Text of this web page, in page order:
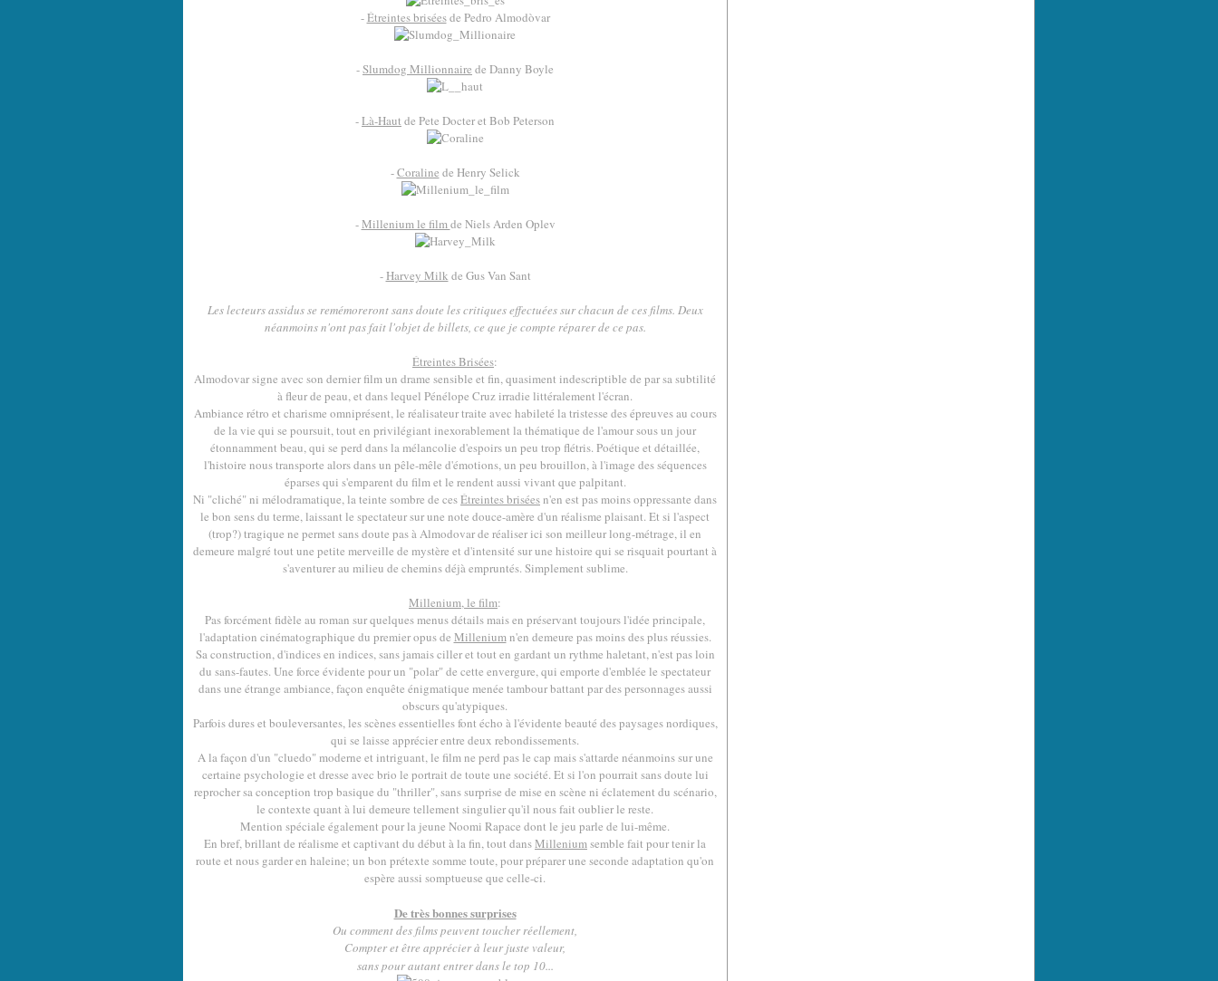
-Étreintes briséesde Pedro Almodòvar
-Slumdog Millionnaire de Danny Boyle
-Là-Haut de Pete Docter et Bob Peterson
-Coraline de Henry Selick
-Millenium le filmde Niels Arden Oplev
-Harvey Milk de Gus Van Sant
Les lecteurs assidus se remémoreront sans doute les critiques effectuées sur chacun de ces films. Deux
néanmoins n'ont pas fait l'objet de billets, ce que je compte réparer de ce pas.
Étreintes Brisées:
Almodovar signe avec son dernier film un drame sensible et fin, quasiment indescriptible de par sa subtilité
à fleur de peau, et dans lequel Pénélope Cruz irradie littéralement l'écran.
Ambiance rétro et charisme omniprésent, le réalisateur traite avec habileté la tristesse des épreuves au cours
de la vie qui se poursuit, tout en privilégiant inexorablement la thématique de l'amour sous un jour
étonnamment beau, qui se perd dans la mélancolie d'espoirs un peu trop flétris. Poétique et détaillée,
l'histoire nous transporte alors dans un pêle-mêle d'émotions, un peu brouillon, à l'image des séquences
éparses qui s'emparent du film et le rendent aussi vivant que palpitant.
Ni "cliché" ni mélodramatique, la teinte sombre de cesÉtreintes briséesn'en est pas moins oppressante dans
le bon sens du terme, laissant le spectateur sur une note douce-amère d'un réalisme plaisant. Et si l'aspect
(trop?) tragique ne permet sans doute pas à Almodovar de réaliser ici son meilleur long-métrage, il en
demeure malgré tout une petite merveille de mystère et d'intensité sur une histoire qui se risquait pourtant à
s'aventurer au milieu de chemins déjà empruntés. Simplement sublime.
Millenium, le film:
Pas forcément fidèle au roman sur quelques menus détails mais en préservant toujours l'idée principale,
l'adaptation cinématographique du premier opus de Milleniumn'en demeure pas moins des plus réussies.
Sa construction, d'indices en indices, sans jamais ciller et tout en gardant un rythme haletant, n'est pas loin
du sans-fautes. Une force évidente pour un "polar" de cette envergure, qui emporte d'emblée le spectateur
dans une étrange ambiance, façon enquête énigmatique menée tambour battant par des personnages aussi
obscurs qu'atypiques.
Parfois dures et bouleversantes, les scènes essentielles font écho à l'évidente beauté des paysages nordiques,
qui se laisse apprécier entre deux rebondissements.
A la façon d'un "cluedo" moderne et intriguant, le film ne perd pas le cap mais s'attarde néanmoins sur une
certaine psychologie et dresse avec brio le portrait de toute une société. Et si l'on pourrait sans doute lui
reprocher sa conception trop basique du "thriller", sans surprise de mise en scène ni éclatement du scénario,
le contexte quant à lui demeure tellement singulier qu'il nous fait oublier le reste.
Mention spéciale également pour la jeune Noomi Rapace dont le jeu parle de lui-même.
En bref, brillant de réalisme et captivant du début à la fin, tout dansMilleniumsemble fait pour tenir la
route et nous garder en haleine; un bon prétexte somme toute, pour préparer une seconde adaptation qu'on
espère aussi somptueuse que celle-ci.
De très bonnes surprises
Ou comment des films peuvent toucher réellement,
Compter et être apprécier à leur juste valeur,
sans pour autant entrer dans le top 10...